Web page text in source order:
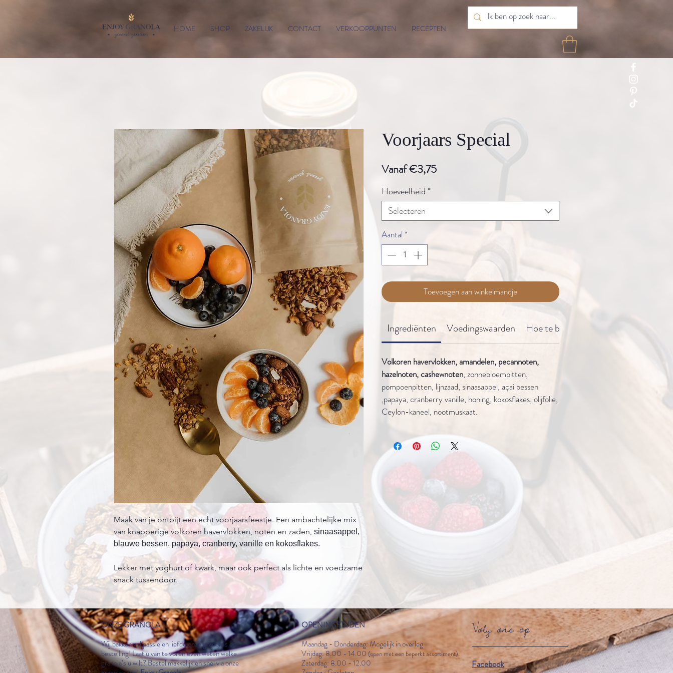
HOME SHOP ZAKELIJK CONTACT VERKOOPPUNTEN RECEPTEN
Maak van je ontbijt een echt voorjaarsfeestje. Een ambachtelijke mix
van knapperige volkoren havervlokken, noten en zaden, sinaasappel,
blauwe bessen, papaya, cranberry, vanille en kokosflakes.
Lekker met yoghurt of kwark, maar ook perfect als lichte en voedzame
snack tussendoor.
Voorjaars Special
Vanaf€3,75Verkoopprijs
Hoeveelheid *
Selecteren
Aantal *
Toevoegen aan winkelmandje
Ingrediënten Voedingswaarden Hoe te bewaren?
Volkoren havervlokken, amandelen, pecannoten,
hazelnoten, cashewnoten, zonnebloempitten,
pompoenpitten, lijnzaad, sinaasappel, açai bessen
,papaya, cranberry vanille, honing, kokosflakes, olijfolie,
Ceylon-kaneel, nootmuskaat.
ONZE GRANOLA
Wij bakken vol passie en liefde onze granola’s op
bestelling! Laat u van te voren even weten welke
granola’s u wilt? Bestel makkelijk en snel via onze
OPENINGSTIJDEN
Maandag - Donderdag: Mogelijk in overleg
Vrijdag: 8.00 - 14.00 (open met een beperkt assortiment)
Zaterdag: 8.00 - 12.00
Volg ons op
Facebook